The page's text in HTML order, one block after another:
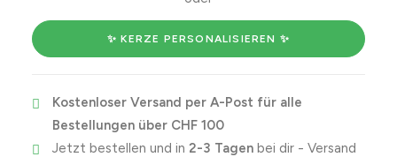
Menge
✨ KERZE PERSONALISIEREN ✨
Kostenloser Versand per A-Post für alle
Bestellungen über CHF 100
Jetzt bestellen und in 2-3 Tagenbei dir - Versand